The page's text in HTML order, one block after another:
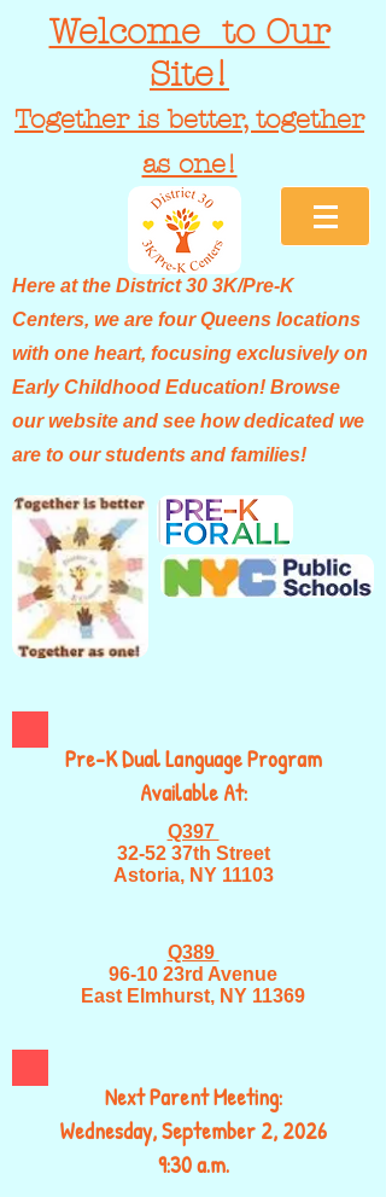
Welcome to Our
Site!
Together is better, together
as one!
Here at the District 30 3K/Pre-K
Centers, we are four Queens locations
with one heart, focusing exclusively on
Early Childhood Education! Browse
our website and see how dedicated we
are to our students and families!
Pre-K Dual Language Program
Available At:
Q397
32-52 37th Street
Astoria, NY 11103
Q389
96-10 23rd Avenue
East Elmhurst, NY 11369
Next Parent Meeting:
Wednesday, September 2, 2026
9:30 a.m.